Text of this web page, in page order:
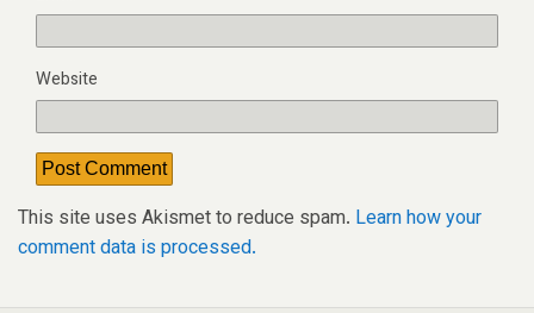
Website
This site uses Akismet to reduce spam. Learn how your
comment data is processed.